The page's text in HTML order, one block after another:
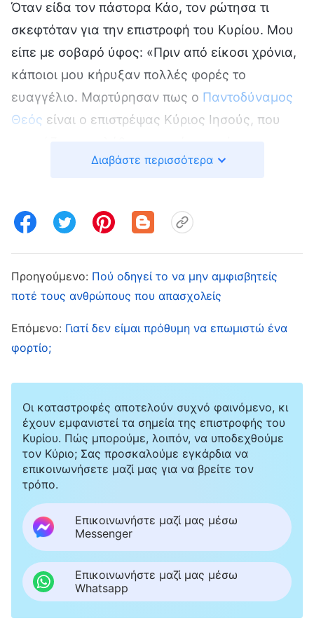
Όταν είδα τον πάστορα Κάο, τον ρώτησα τι
σκεφτόταν για την επιστροφή του Κυρίου. Μου
είπε με σοβαρό ύφος: «Πριν από είκοσι χρόνια,
κάποιοι μου κήρυξαν πολλές φορές το
ευαγγέλιο. Μαρτύρησαν πως ο Παντοδύναμος
Θεός είναι ο επιστρέψας Κύριος Ιησούς, που
κρίσεως. Πως η Βίβλος κατέγραφε τα
Πλέον ο Κύριος Ιησούς είχε επιστρέψει και είχε
εκφράσει νέα λόγια, και μόνο με ανάγνωση και
αποδοχή των νέων λόγων του Παντοδύναμου
Θεού θα κατανοούσα την αλήθεια και θα με
έσωζε ο Θεός. Όταν το άκουσα, δεν το
αποδέχτηκα. Ο Παύλος ήταν πολύ σαφής: “Όλη
η γραφή είναι θεόπνευστος” (Προς Τιμόθεον Β’
χριστιανικός κανόνας, κι αυτό είναι
αναμφισβήτητο. Ο ουρανός και η γη θα
παρέλθουν, μα όχι τα λόγια του Θεού. Έτσι, οι
πιστοί όλων των εποχών πρέπει να διαβάζουν
και να τηρούν τη Βίβλο. Ήμουν πεπεισμένος
πως έκαναν λάθος και δεν ήθελα πια να τους
συναναστραφώ». Του είπα: «Πάστορα Κάο,
κατανοώ το σκεπτικό σου. Πολλοί στον
θρησκευτικό κόσμο λένε πως όλα στη Βίβλο
είναι λόγια Θεού βάσει αυτού που είπε ο
Διαβάστε περισσότερα
Προηγούμενο: Πού οδηγεί το να μην αμφισβητείς
ποτέ τους ανθρώπους που απασχολείς
Επόμενο: Γιατί δεν είμαι πρόθυμη να επωμιστώ ένα
φορτίο;
Οι καταστροφές αποτελούν συχνό φαινόμενο, κι
έχουν εμφανιστεί τα σημεία της επιστροφής του
Κυρίου. Πώς μπορούμε, λοιπόν, να υποδεχθούμε
τον Κύριο; Σας προσκαλούμε εγκάρδια να
επικοινωνήσετε μαζί μας για να βρείτε τον
τρόπο.
Επικοινωνήστε μαζί μας μέσω
Messenger
Επικοινωνήστε μαζί μας μέσω
Whatsapp